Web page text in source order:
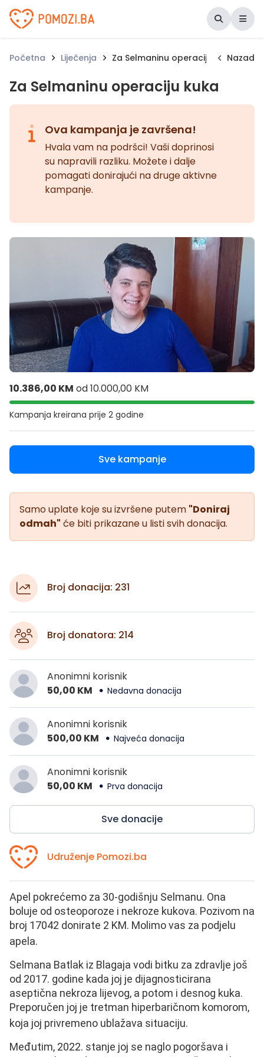
Udruženje Pomozi.ba
Početna Liječenja Za Selmaninu operaciju kukaNazad
Za Selmaninu operaciju kuka
Ova kampanja je završena!
Hvala vam na podršci! Vaši doprinosi
su napravili razliku. Možete i dalje
pomagati donirajući na druge aktivne
kampanje.
10.386,00 KM od10.000,00 KM
Kampanja kreirana prije 2 godine
Sve kampanje
Samo uplate koje su izvršene putem "Doniraj
odmah" će biti prikazane u listi svih donacija.
Broj donacija: 231
Broj donatora: 214
Anonimni korisnik
50,00 KM
Nedavna donacija
Anonimni korisnik
500,00 KM
Najveća donacija
Anonimni korisnik
50,00 KM
Prva donacija
Sve donacije
Udruženje Pomozi.ba
Apel pokrećemo za 30-godišnju Selmanu. Ona
boluje od osteoporoze i nekroze kukova. Pozivom na
broj 17042 donirate 2 KM. Molimo vas za podjelu
apela.
Selmana Batlak iz Blagaja vodi bitku za zdravlje još
od 2017. godine kada joj je dijagnosticirana
aseptična nekroza lijevog, a potom i desnog kuka.
Preporučen joj je tretman hiperbaričnom komorom,
koja joj privremeno ublažava situaciju.
Međutim, 2022. stanje joj se naglo pogoršava i